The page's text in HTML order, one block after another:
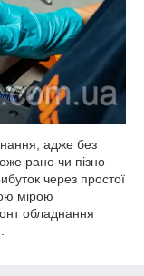
адже без
рано чи пізно
через простої
мірою
обладнання